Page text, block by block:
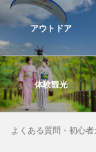
アウトドア
体験観光
よくある質問・初心者